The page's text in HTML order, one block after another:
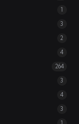
1
3
2
4
264
3
4
3